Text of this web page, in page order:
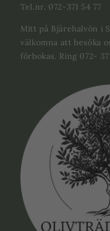
Tel.nr. 072-371 54 77
Mitt på Bjärehalvön i
välkomna att besöka
förbokas. Ring 072-